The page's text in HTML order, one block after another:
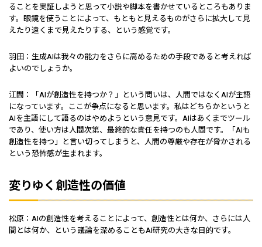
ることを実証しようと思って小説や脚本を書かせているところもありま
す。眼鏡を使うことによって、もともと見えるものがさらに拡大して見
えたり遠くまで見えたりする、という感覚です。
羽田：生成AIは我々の能力をさらに高めるための手段であると考えれば
よいのでしょうか。
江間：「AIが創造性を持つか？」という問いは、人間ではなくAIが主語
になっています。ここが争点になると思います。私はどちらかというと
AIを主語にして語るのはやめようという意見です。AIはあくまでツール
であり、使い方は人間次第、最終的な責任を持つのも人間です。「AIも
創造性を持つ」と言い切ってしまうと、人間の尊厳や存在が脅かされる
という恐怖感が生まれます。
変りゆく創造性の価値
松原：AIの創造性を考えることによって、創造性とは何か、さらには人
間とは何か、という議論を深めることもAI研究の大きな目的です。